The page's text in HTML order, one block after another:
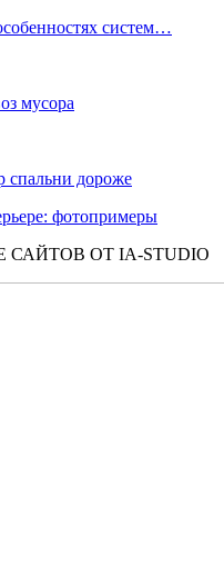
систем…
мусора
спальни дороже
фотопримеры
ОТ IA-STUDIO